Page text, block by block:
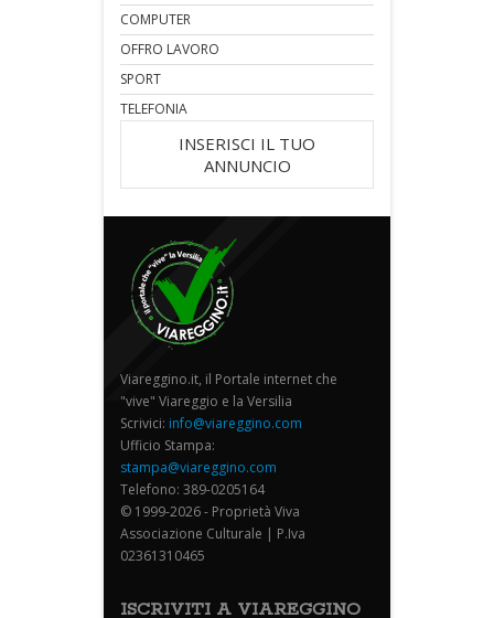
COMPUTER
OFFRO LAVORO
SPORT
TELEFONIA
INSERISCI IL TUO
ANNUNCIO
Viareggino.it, il Portale internet che
"vive" Viareggio e la Versilia
Scrivici: info@viareggino.com
Ufficio Stampa:
stampa@viareggino.com
Telefono: 389-0205164
© 1999-2026 - Proprietà Viva
Associazione Culturale | P.Iva
02361310465
ISCRIVITI A VIAREGGINO